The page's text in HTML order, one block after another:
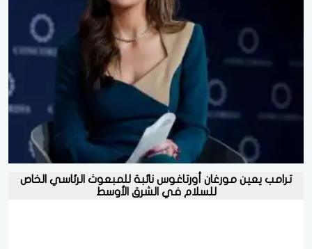
ترامب يعين مورغان أورتاغوس نائبة للمبعوث الرئاسي الخاص
للسلام في الشرق الأوسط